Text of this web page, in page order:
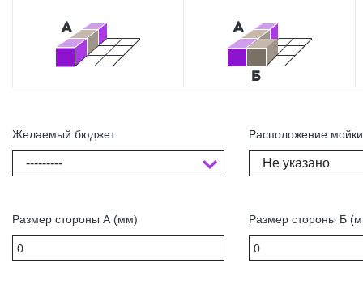
Желаемый бюджет
---------
Размер стороны А (мм)
Расположение мойки
Не указано
Размер стороны Б